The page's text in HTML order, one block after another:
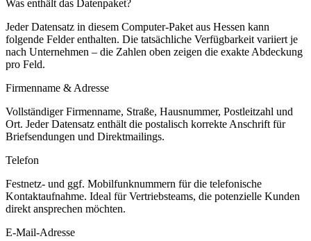
Was enthält das Datenpaket?
Jeder Datensatz in diesem Computer-Paket aus Hessen kann
folgende Felder enthalten. Die tatsächliche Verfügbarkeit variiert je
nach Unternehmen – die Zahlen oben zeigen die exakte Abdeckung
pro Feld.
Firmenname & Adresse
Vollständiger Firmenname, Straße, Hausnummer, Postleitzahl und
Ort. Jeder Datensatz enthält die postalisch korrekte Anschrift für
Briefsendungen und Direktmailings.
Telefon
Festnetz- und ggf. Mobilfunknummern für die telefonische
Kontaktaufnahme. Ideal für Vertriebsteams, die potenzielle Kunden
direkt ansprechen möchten.
E-Mail-Adresse